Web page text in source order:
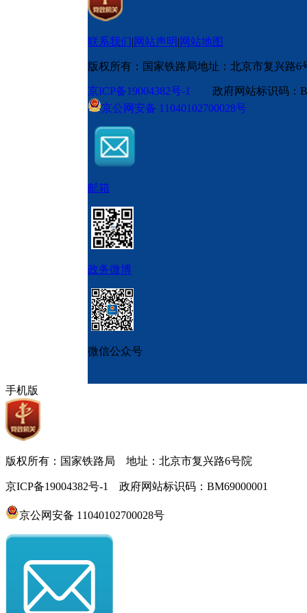
联系我们|网站声明|网站地图
版权所有：国家铁路局地址：北京市复兴路6
京ICP备19004382号-1
政府网站标识码
京公网安备 11040102700028号
邮箱
政务微博
微信公众号
手机版
版权所有：国家铁路局 地址：北京市复兴路6号院
京ICP备19004382号-1 政府网站标识码：BM69000001
京公网安备 11040102700028号